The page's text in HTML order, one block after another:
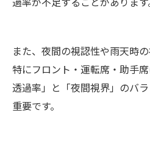
また、夜間の視認性や雨天時
特にフロント・運転席・助手
透過率」と「夜間視界」のバ
重要です。